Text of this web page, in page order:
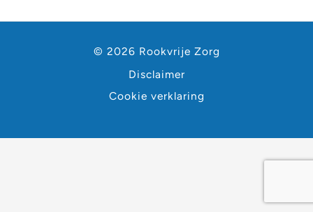
© 2026 Rookvrije Zorg
Disclaimer
Cookie verklaring